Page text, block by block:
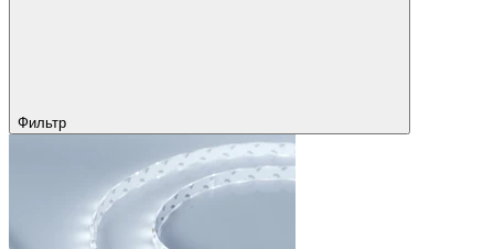
Фильтр